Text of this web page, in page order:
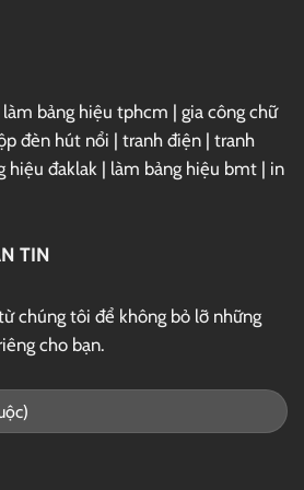
làm bảng hiệu tphcm | gia công chữ
đèn hút nổi | tranh điện | tranh
hiệu đaklak | làm bảng hiệu bmt | in
TIN
chúng tôi để không bỏ lỡ những
cho bạn.